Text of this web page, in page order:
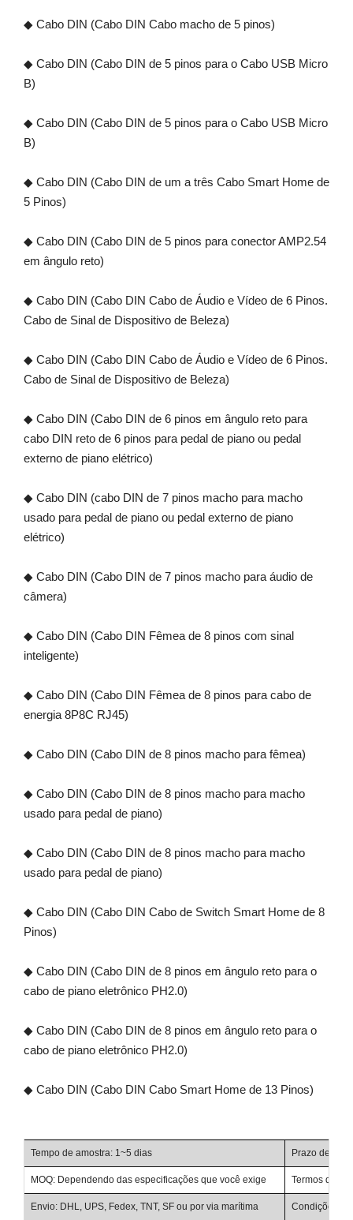
◆ Cabo DIN (Cabo DIN Cabo macho de 5 pinos)
◆ Cabo DIN (Cabo DIN de 5 pinos para o Cabo USB Micro
B)
◆ Cabo DIN (Cabo DIN de 5 pinos para o Cabo USB Micro
B)
◆ Cabo DIN (Cabo DIN de um a três Cabo Smart Home de
5 Pinos)
◆ Cabo DIN (Cabo DIN de 5 pinos para conector AMP2.54
em ângulo reto)
◆ Cabo DIN (Cabo DIN Cabo de Áudio e Vídeo de 6 Pinos.
Cabo de Sinal de Dispositivo de Beleza)
◆ Cabo DIN (Cabo DIN Cabo de Áudio e Vídeo de 6 Pinos.
Cabo de Sinal de Dispositivo de Beleza)
◆ Cabo DIN (Cabo DIN de 6 pinos em ângulo reto para
cabo DIN reto de 6 pinos para pedal de piano ou pedal
externo de piano elétrico)
◆ Cabo DIN (cabo DIN de 7 pinos macho para macho
usado para pedal de piano ou pedal externo de piano
elétrico)
◆ Cabo DIN (Cabo DIN de 7 pinos macho para áudio de
câmera)
◆ Cabo DIN (Cabo DIN Fêmea de 8 pinos com sinal
inteligente)
◆ Cabo DIN (Cabo DIN Fêmea de 8 pinos para cabo de
energia 8P8C RJ45)
◆ Cabo DIN (Cabo DIN de 8 pinos macho para fêmea)
◆ Cabo DIN (Cabo DIN de 8 pinos macho para macho
usado para pedal de piano)
◆ Cabo DIN (Cabo DIN de 8 pinos macho para macho
usado para pedal de piano)
◆ Cabo DIN (Cabo DIN Cabo de Switch Smart Home de 8
Pinos)
◆ Cabo DIN (Cabo DIN de 8 pinos em ângulo reto para o
cabo de piano eletrônico PH2.0)
◆ Cabo DIN (Cabo DIN de 8 pinos em ângulo reto para o
cabo de piano eletrônico PH2.0)
◆ Cabo DIN (Cabo DIN Cabo Smart Home de 13 Pinos)
Tempo de amostra: 1~5 dias Prazo de
MOQ: Dependendo das especificações que você exige Termos de
Envio: DHL, UPS, Fedex, TNT, SF ou por via marítima Condições de